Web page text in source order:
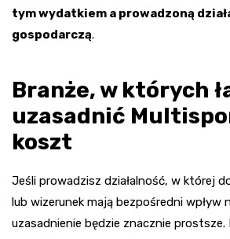
tym wydatkiem a prowadzoną
gospodarczą.
Branże, w których
uzasadnić
koszt
Jeśli prowadzisz działalność, w której
lub wizerunek mają bezpośredni wpływ
uzasadnienie będzie znacznie